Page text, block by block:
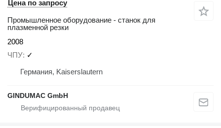
Цена по запросу
Промышленное оборудование - станок для
плазменной резки
2008
ЧПУ ✓
Германия, Kaiserslautern
GINDUMAC GmbH